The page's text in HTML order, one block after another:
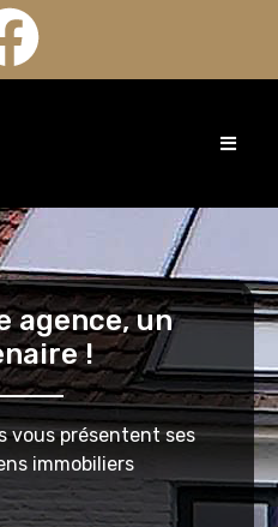
agence, un
!
vous présentent ses
immobiliers